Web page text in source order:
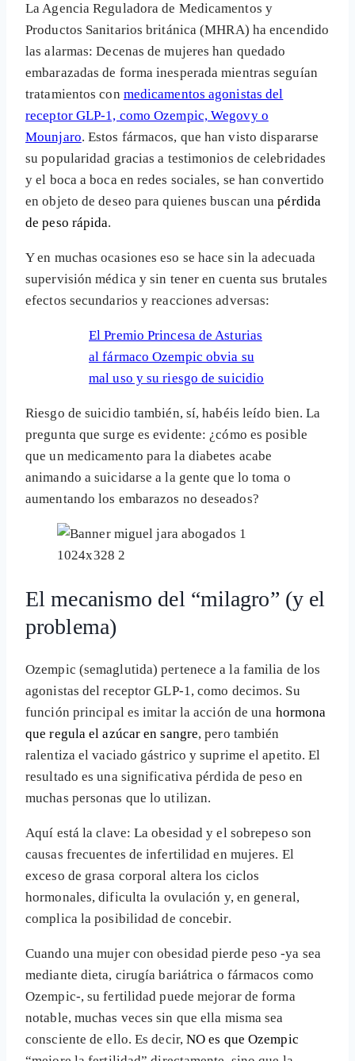
La Agencia Reguladora de Medicamentos y
Productos Sanitarios británica (MHRA) ha encendido
las alarmas: Decenas de mujeres han quedado
embarazadas de forma inesperada mientras seguían
tratamientos con medicamentos agonistas del
receptor GLP-1, como Ozempic, Wegovy o
Mounjaro. Estos fármacos, que han visto dispararse
su popularidad gracias a testimonios de celebridades
y el boca a boca en redes sociales, se han convertido
en objeto de deseo para quienes buscan unapérdida
de peso rápida.
Y en muchas ocasiones eso se hace sin la adecuada
supervisión médica y sin tener en cuenta sus brutales
efectos secundarios y reacciones adversas:
El Premio Princesa de Asturias
al fármaco Ozempic obvia su
mal uso y su riesgo de suicidio
Riesgo de suicidio también, sí, habéis leído bien. La
pregunta que surge es evidente: ¿cómo es posible
que un medicamento para la diabetes acabe
animando a suicidarse a la gente que lo toma o
aumentando los embarazos no deseados?
El mecanismo del “milagro” (y el
problema)
Ozempic (semaglutida) pertenece a la familia de los
agonistas del receptor GLP-1, como decimos. Su
función principal es imitar la acción de una hormona
que regula el azúcar en sangre, pero también
ralentiza el vaciado gástrico y suprime el apetito. El
resultado es una significativa pérdida de peso en
muchas personas que lo utilizan.
Aquí está la clave: La obesidad y el sobrepeso son
causas frecuentes de infertilidad en mujeres. El
exceso de grasa corporal altera los ciclos
hormonales, dificulta la ovulación y, en general,
complica la posibilidad de concebir.
Cuando una mujer con obesidad pierde peso -ya sea
mediante dieta, cirugía bariátrica o fármacos como
Ozempic-, su fertilidad puede mejorar de forma
notable, muchas veces sin que ella misma sea
consciente de ello. Es decir,NO es que Ozempic